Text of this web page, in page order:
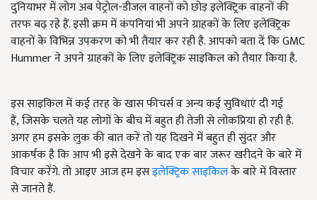
दुनियाभर में लोग अब पेट्रोल-डीजल वाहनों को छोड़ इलेक्ट्रिक वाहनों की
तरफ बढ़ रहे हैं. इसी क्रम में कंपनियां भी अपने ग्राहकों के लिए इलेक्ट्रिक
वाहनों के विभिन्न उपकरण को भी तैयार कर रही है. आपको बता दें कि GMC
Hummer ने अपने ग्राहकों के लिए इलेक्ट्रिक साइकिल को तैयार किया है.
इस साइकिल में कई तरह के खास फीचर्स व अन्य कई सुविधाएं दी गई
हैं, जिसके चलते यह लोगों के बीच में बहुत ही तेजी से लोकप्रिया हो रही है.
अगर हम इसके लुक की बात करें तो यह दिखने में बहुत ही सुंदर और
आकर्षक है कि आप भी इसे देखने के बाद एक बार जरूर खरीदने के बारे में
विचार करेंगे. तो आइए आज हम इसइलेक्ट्रिक साइकिलके बारे में विस्तार
से जानते हैं.